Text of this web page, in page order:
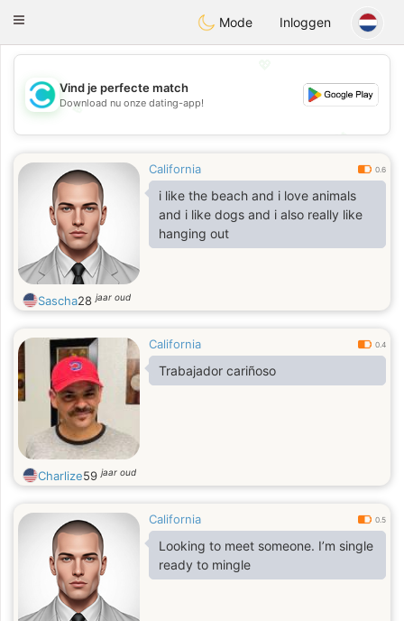
olombiaCitas
Toggle
Mode Inloggen
💖
💕
Vind je perfecte match
Download nu onze dating-app!
California 0.6
i like the beach and i love animals
and i like dogs and i also really like
hanging out
Sascha28jaar oud
California 0.4
Trabajador cariñoso
Charlize59jaar oud
California 0.5
Looking to meet someone. I’m single
ready to mingle